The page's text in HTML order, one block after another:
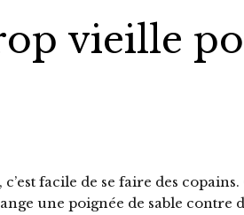
vieille
facile de se faire des
une poignée de sable contre